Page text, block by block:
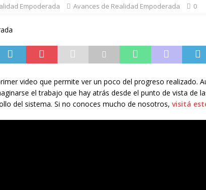
VOLUNTARIOS
[ 27/11/2025 ]
Eventos programables la base para la simplificación
simulaciones y comportamientos
AVANCES DE REALIDAD
[ 13/11/2025 ] ¿Por qué Realidad Empoderada es una acción
Empoderada Avances de Realidad Empoderada 0
video que permite ver un poco del progreso realizado.
el trabajo que hay atrás desde el punto de vista de
del sistema. Si no conoces mucho de nosotros, visitá